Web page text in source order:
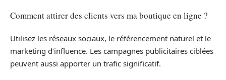
Comment attirer des clients vers ma boutique en ligne ?
Utilisez les réseaux sociaux, le référencement naturel et le
marketing d’influence. Les campagnes publicitaires ciblées
peuvent aussi apporter un trafic significatif.